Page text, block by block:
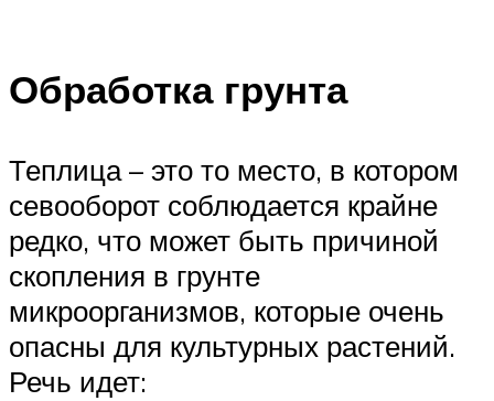
Обработка грунта
Теплица – это то место, в котором
севооборот соблюдается крайне
редко, что может быть причиной
скопления в грунте
микроорганизмов, которые очень
опасны для культурных растений.
Речь идет: